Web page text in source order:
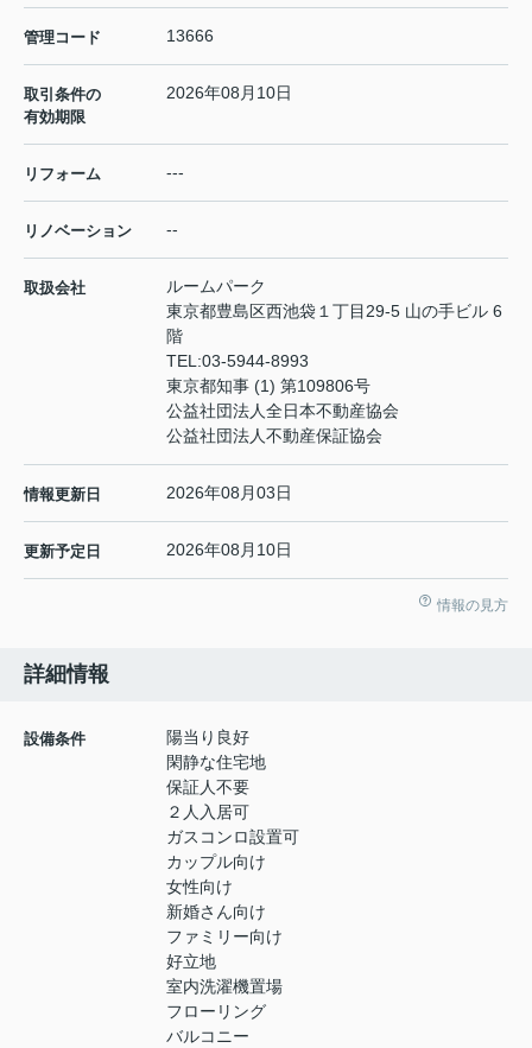
管理コード 13666
取引条件の
有効期限
2026年08月10日
リフォーム ---
リノベーション --
取扱会社
ルームパーク
東京都豊島区西池袋１丁目29-5 山の手ビル 6
階
TEL:03-5944-8993
東京都知事 (1) 第109806号
公益社団法人全日本不動産協会
公益社団法人不動産保証協会
情報更新日 2026年08月03日
更新予定日 2026年08月10日
情報の見方
詳細情報
設備条件
陽当り良好
閑静な住宅地
保証人不要
２人入居可
ガスコンロ設置可
カップル向け
女性向け
新婚さん向け
ファミリー向け
好立地
室内洗濯機置場
フローリング
バルコニー